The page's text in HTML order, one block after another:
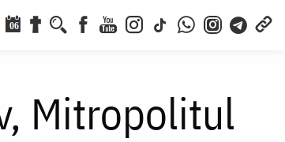
06
Mitropolitul